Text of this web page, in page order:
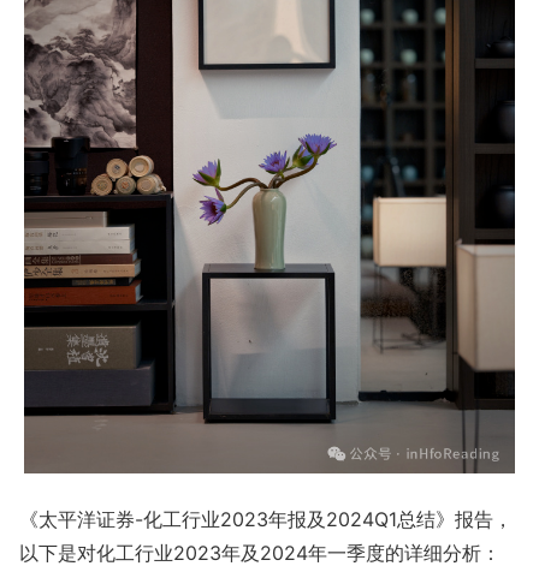
《太平洋证券-化工行业2023年报及2024Q1总结》报告，
以下是对化工行业2023年及2024年一季度的详细分析：